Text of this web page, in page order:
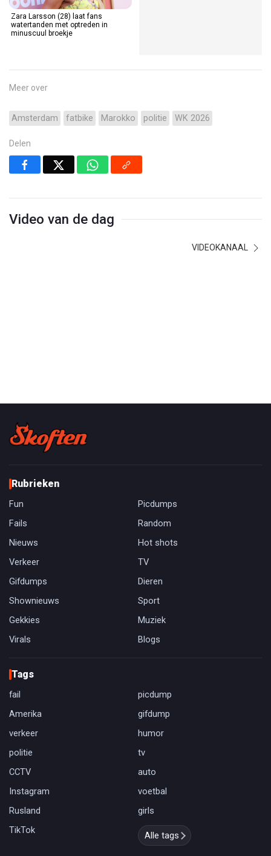
Zara Larsson (28) laat fans
watertanden met optreden in
minuscuul broekje
Meer over
Amsterdam fatbike Marokko politie WK 2026
Delen
Video van de dag
VIDEOKANAAL
Rubrieken
Fun
Picdumps
Fails
Random
Nieuws
Hot shots
Verkeer
TV
Gifdumps
Dieren
Shownieuws
Sport
Gekkies
Muziek
Virals
Blogs
Tags
fail
picdump
Amerika
gifdump
verkeer
humor
politie
tv
CCTV
auto
Instagram
voetbal
Rusland
girls
TikTok
Alle tags